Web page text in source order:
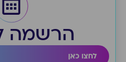
הרשמה
לחצו כאן